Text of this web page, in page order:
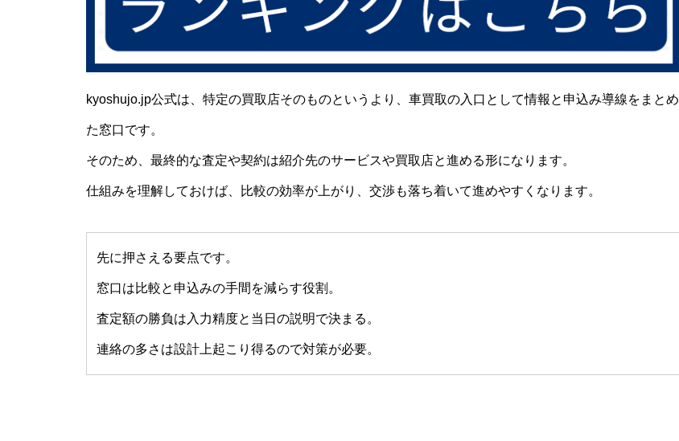
kyoshujo.jp公式は、特定の買取店そのものというより、車買取の入口として情報と申込み導線をまとめ
た窓口です。
そのため、最終的な査定や契約は紹介先のサービスや買取店と進める形になります。
仕組みを理解しておけば、比較の効率が上がり、交渉も落ち着いて進めやすくなります。
先に押さえる要点です。
窓口は比較と申込みの手間を減らす役割。
査定額の勝負は入力精度と当日の説明で決まる。
連絡の多さは設計上起こり得るので対策が必要。